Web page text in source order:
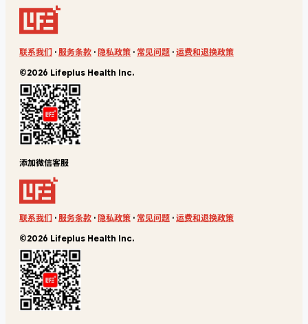
联系我们 · 服务条款 · 隐私政策 · 常见问题 · 运费和退换政策
©2026 Lifeplus Health Inc.
添加微信客服
联系我们 · 服务条款 · 隐私政策 · 常见问题 · 运费和退换政策
©2026 Lifeplus Health Inc.